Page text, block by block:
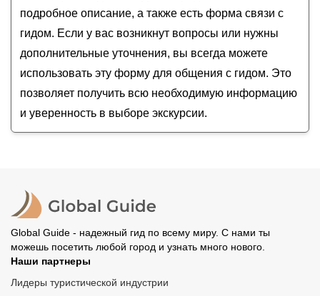
подробное описание, а также есть форма связи с
гидом. Если у вас возникнут вопросы или нужны
дополнительные уточнения, вы всегда можете
использовать эту форму для общения с гидом. Это
позволяет получить всю необходимую информацию
и уверенность в выборе экскурсии.
Global Guide - надежный гид по всему миру. С нами ты
можешь посетить любой город и узнать много нового.
Наши партнеры
Лидеры туристической индустрии